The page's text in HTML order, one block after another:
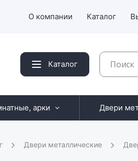
О компании Каталог
Каталог
арки Двери
Двери металлические